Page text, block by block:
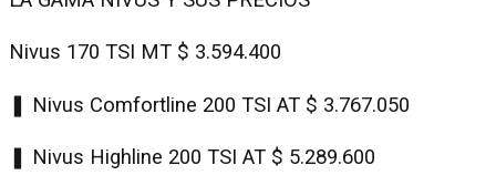
Nivus 170 TSI MT $ 3.594.400
❚ Nivus Comfortline 200 TSI AT $ 3.767.050
❚ Nivus Highline 200 TSI AT $ 5.289.600